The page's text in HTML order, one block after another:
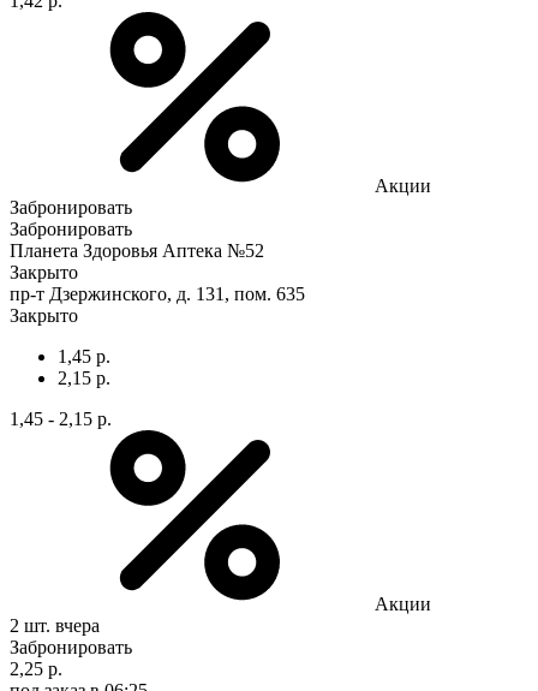
Акции
Забронировать
Забронировать
Планета Здоровья Аптека №52
Закрыто
пр-т Дзержинского, д. 131, пом. 635
Закрыто
1,45 р.
2,15 р.
1,45 - 2,15 р.
Акции
2 шт. вчера
Забронировать
2,25 р.